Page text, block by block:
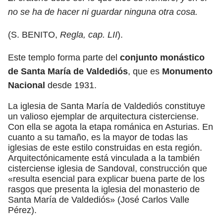
no se ha de hacer ni guardar ninguna otra cosa.
(S. BENITO, Regla, cap. LII).
Este templo forma parte del conjunto monástico
de Santa María de Valdediós, que es Monumento
Nacional desde 1931.
La iglesia de Santa María de Valdediós constituye
un valioso ejemplar de arquitectura cisterciense.
Con ella se agota la etapa románica en Asturias. En
cuanto a su tamaño, es la mayor de todas las
iglesias de este estilo construidas en esta región.
Arquitectónicamente está vinculada a la también
cisterciense iglesia de Sandoval, construcción que
«resulta esencial para explicar buena parte de los
rasgos que presenta la iglesia del monasterio de
Santa María de Valdediós» (José Carlos Valle
Pérez).